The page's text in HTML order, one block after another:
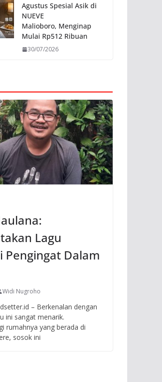
Agustus Spesial Asik di
NUEVE
Malioboro, Menginap
Mulai Rp512 Ribuan
30/07/2026
Lagu
Pengingat Dalam
Widi Nugroho
– Berkenalan dengan
ini sangat menarik.
rumahnya yang berada di
sosok ini